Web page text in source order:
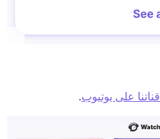
قناتنا على يوتيوب.